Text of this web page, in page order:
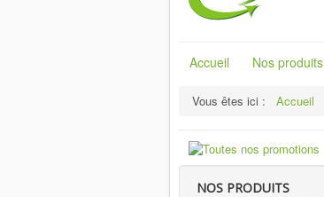
Accueil Nos produits
Vous êtes ici : Accueil
NOS PRODUITS